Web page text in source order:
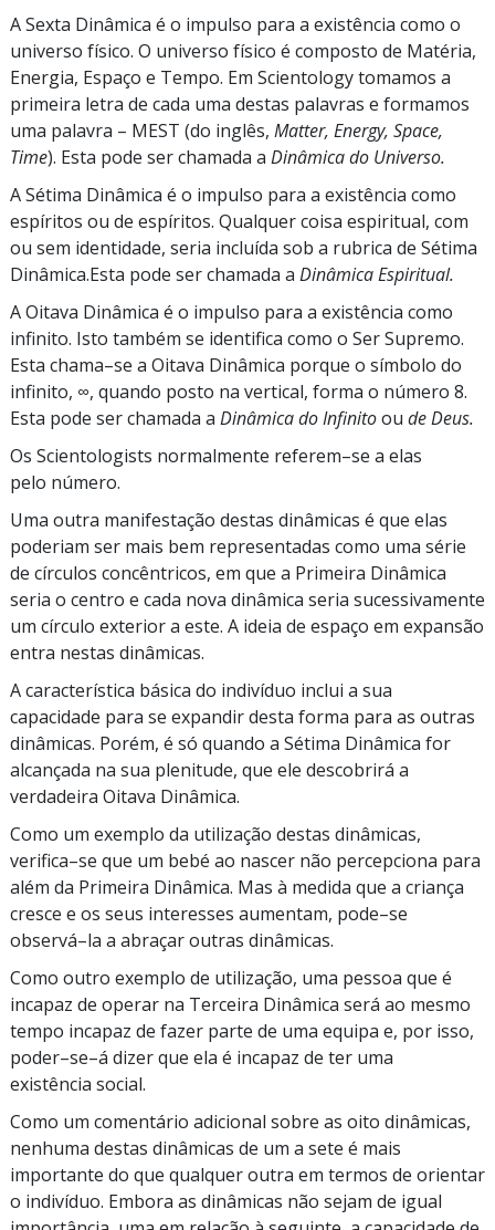
A Sexta Dinâmica é o impulso para a existência como o
universo físico. O universo físico é composto de Matéria,
Energia, Espaço e Tempo. Em Scientology tomamos a
primeira letra de cada uma destas palavras e formamos
uma palavra – MEST (do inglês, Matter, Energy, Space,
Time). Esta pode ser chamada a Dinâmica do Universo.
A Sétima Dinâmica é o impulso para a existência como
espíritos ou de espíritos. Qualquer coisa espiritual, com
ou sem identidade, seria incluída sob a rubrica de Sétima
Dinâmica.Esta pode ser chamada a Dinâmica Espiritual.
A Oitava Dinâmica é o impulso para a existência como
infinito. Isto também se identifica como o Ser Supremo.
Esta chama–se a Oitava Dinâmica porque o símbolo do
infinito, ∞, quando posto na vertical, forma o número 8.
Esta pode ser chamada a Dinâmica do Infinitoou de Deus.
Os Scientologists normalmente referem–se a elas
pelo número.
Uma outra manifestação destas dinâmicas é que elas
poderiam ser mais bem representadas como uma série
de círculos concêntricos, em que a Primeira Dinâmica
seria o centro e cada nova dinâmica seria sucessivamente
um círculo exterior a este. A ideia de espaço em expansão
entra nestas dinâmicas.
A característica básica do indivíduo inclui a sua
capacidade para se expandir desta forma para as outras
dinâmicas. Porém, é só quando a Sétima Dinâmica for
alcançada na sua plenitude, que ele descobrirá a
verdadeira Oitava Dinâmica.
Como um exemplo da utilização destas dinâmicas,
verifica–se que um bebé ao nascer não percepciona para
além da Primeira Dinâmica. Mas à medida que a criança
cresce e os seus interesses aumentam, pode–se
observá–la a abraçar outras dinâmicas.
Como outro exemplo de utilização, uma pessoa que é
incapaz de operar na Terceira Dinâmica será ao mesmo
tempo incapaz de fazer parte de uma equipa e, por isso,
poder–se–á dizer que ela é incapaz de ter uma
existência social.
Como um comentário adicional sobre as oito dinâmicas,
nenhuma destas dinâmicas de um a sete é mais
importante do que qualquer outra em termos de orientar
o indivíduo. Embora as dinâmicas não sejam de igual